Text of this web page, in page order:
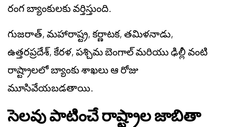
రంగ బ్యాంకులకు వర్తిస్తుంది.
గుజరాత్, మహారాష్ట్ర, కర్ణాటక, తమిళనాడు,
ఉత్తరప్రదేశ్, కేరళ, పశ్చిమ బెంగాల్ మరియు ఢిల్లీ వంటి
రాష్ట్రాలలో బ్యాంకు శాఖలు ఆ రోజు
మూసివేయబడతాయి.
సెలవు పాటించే రాష్ట్రాల జాబితా